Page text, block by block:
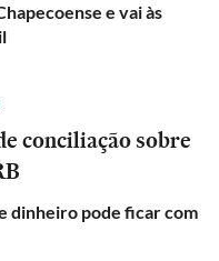
e vai às
conciliação sobre
dinheiro pode ficar com